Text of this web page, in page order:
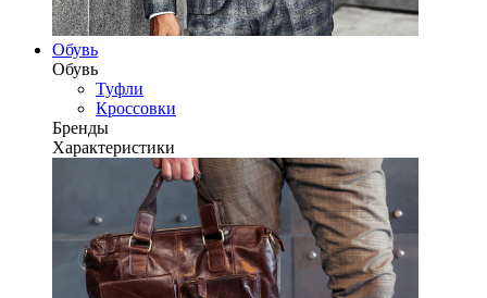
Обувь
Обувь
Туфли
Кроссовки
Бренды
Характеристики